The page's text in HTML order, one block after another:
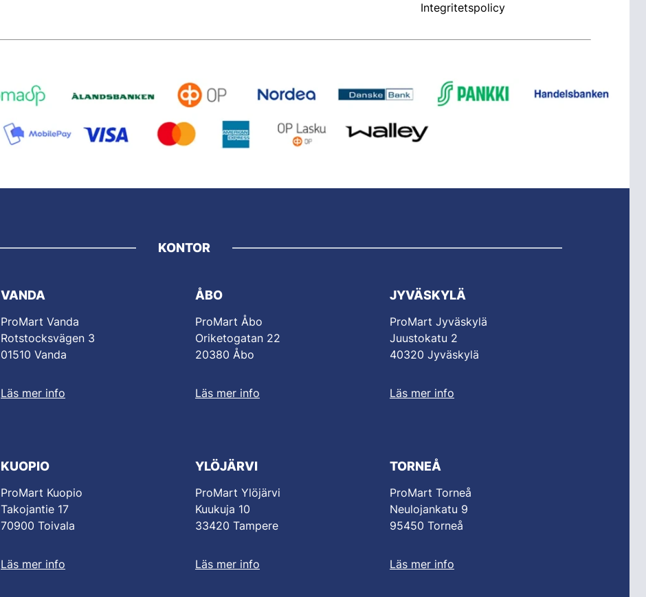
Integritetspolicy
KONTOR
VANDA
ProMart Vanda
Rotstocksvägen 3
01510 Vanda
Läs mer info
ÅBO
ProMart Åbo
Oriketogatan 22
20380 Åbo
Läs mer info
JYVÄSKYLÄ
ProMart Jyväskylä
Juustokatu 2
40320 Jyväskylä
Läs mer info
KUOPIO
ProMart Kuopio
Takojantie 17
70900 Toivala
Läs mer info
YLÖJÄRVI
ProMart Ylöjärvi
Kuukuja 10
33420 Tampere
Läs mer info
TORNEÅ
ProMart Torneå
Neulojankatu 9
95450 Torneå
Läs mer info